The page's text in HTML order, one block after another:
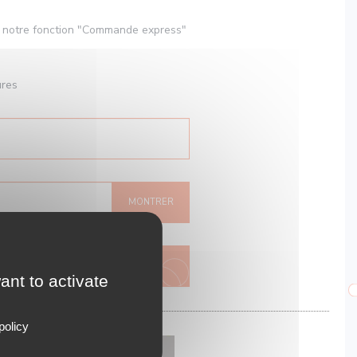
fonction "Commande express"
MONTRER
to activate